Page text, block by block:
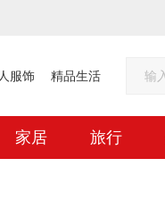
服饰 精品生活
家居 旅行